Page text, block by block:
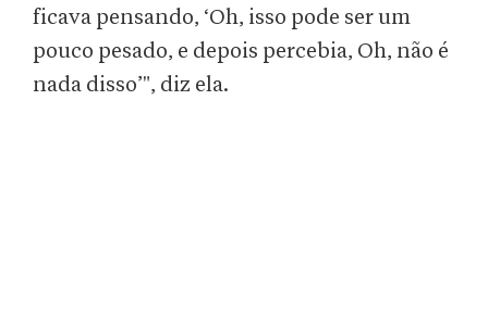
ficava pensando, ‘Oh, isso pode ser um
pouco pesado, e depois percebia, Oh, não é
nada disso’", diz ela.